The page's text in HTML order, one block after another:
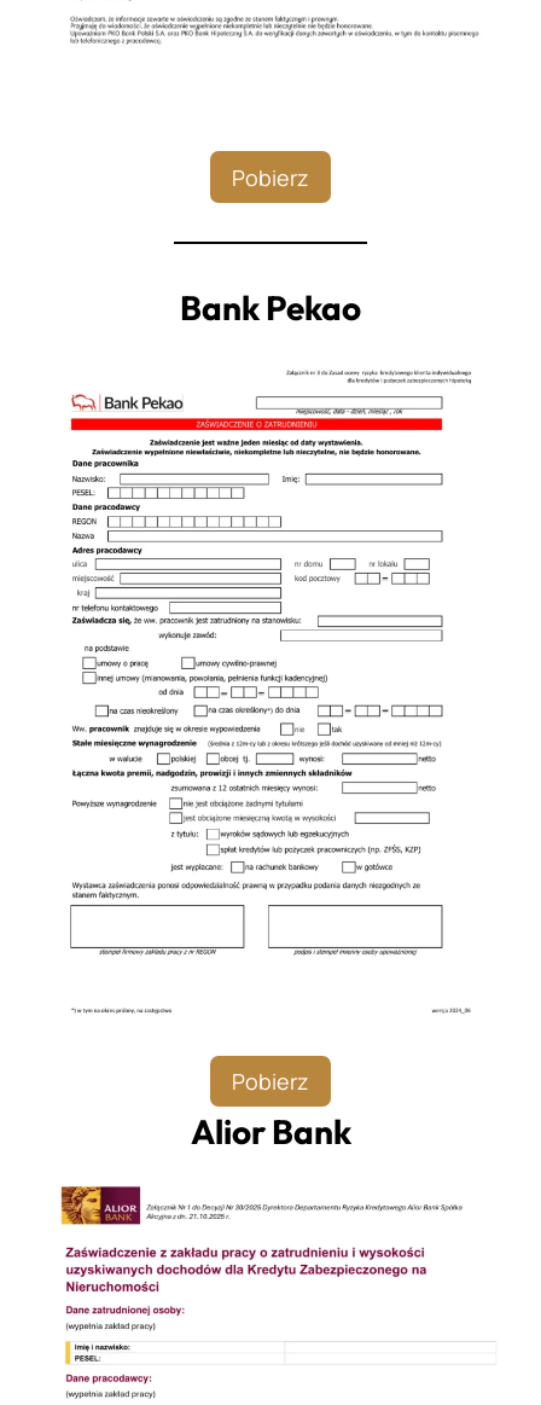
Pobierz
Bank Pekao
Pobierz
Alior Bank